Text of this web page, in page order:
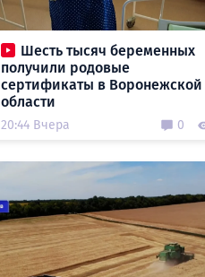
Шесть тысяч беременных
получили родовые
сертификаты в Воронежской
области
20:44 Вчера 0